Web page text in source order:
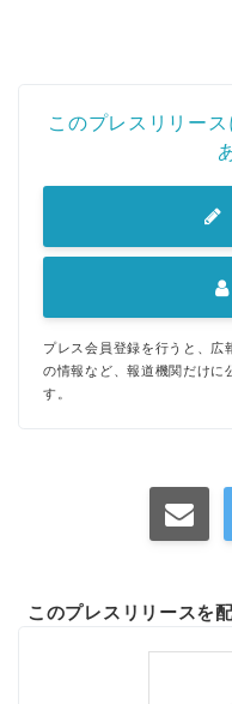
このプレスリリー
プレス会員登録を行うと、広
の情報など、報道機関だけに
す。
このプレスリリースを